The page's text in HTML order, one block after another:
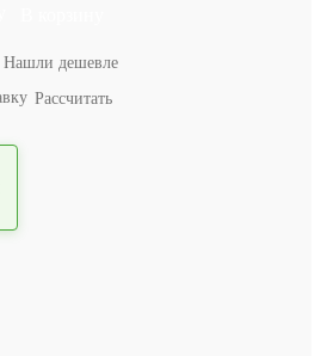
Нашли дешевле
Рассчитать